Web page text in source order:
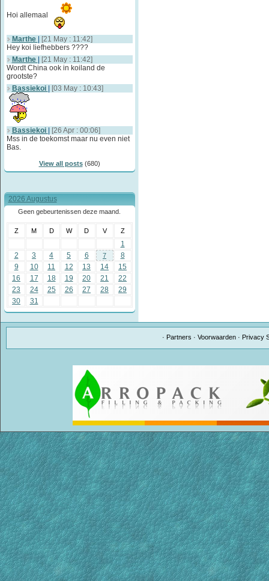
Hoi allemaal
Marthe
[21 May : 11:42]
Hey koi liefhebbers ????
Marthe
[21 May : 11:42]
Wordt China ook in koiland de
grootste?
Bassiekoi
[03 May : 10:43]
Bassiekoi
[26 Apr : 00:06]
Mss in de toekomst maar nu even niet
Bas.
View all posts(680)
2026 Augustus
Geen gebeurtenissen deze maand.
Z M D W D V Z
1
2
3 4 5 6 7
8
9
10 11 12 13 14
15
16
17 18 19 20 21
22
23
24 25 26 27 28
29
30
31
· Partners ·Voorwaarden · Privacy